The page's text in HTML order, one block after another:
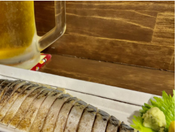
プレートにセ
シロップドリンクに変更できるとのこと。
ンクがとても美味しく大人気なので、 yos
んでみて下さい。 もちろん私もセ
リンクにアップグレード。 今回オーダ
いちご・かわうちばんかん・はっさく・レ
じん・ローズマリー・クローブ・八角のミ
っていただきます。 フルーツ類の甘
から感じる程良い酸味・香りのほかに、香辛